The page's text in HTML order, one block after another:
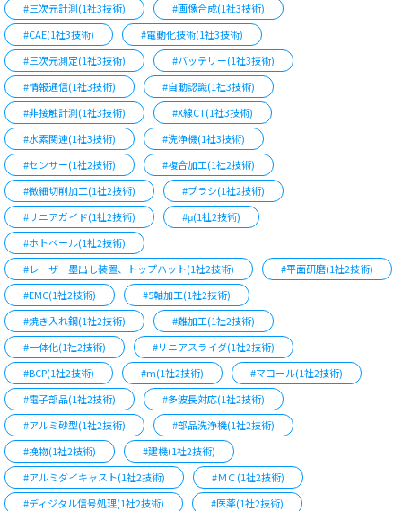
#三次元計測(1社3技術)
#画像合成(1社3技術)
#CAE(1社3技術)
#電動化技術(1社3技術)
#三次元測定(1社3技術)
#バッテリー(1社3技術)
#情報通信(1社3技術)
#自動認識(1社3技術)
#非接触計測(1社3技術)
#X線CT(1社3技術)
#水素関連(1社3技術)
#洗浄機(1社3技術)
#センサー(1社2技術)
#複合加工(1社2技術)
#微細切削加工(1社2技術)
#ブラシ(1社2技術)
#リニアガイド(1社2技術)
#μ(1社2技術)
#ホトベール(1社2技術)
#レーザー墨出し装置、トップハット(1社2技術)
#平面研磨(1社2技術)
#EMC(1社2技術)
#5軸加工(1社2技術)
#焼き入れ鋼(1社2技術)
#難加工(1社2技術)
#一体化(1社2技術)
#リニアスライダ(1社2技術)
#BCP(1社2技術)
#m(1社2技術)
#マコール(1社2技術)
#電子部品(1社2技術)
#多波長対応(1社2技術)
#アルミ砂型(1社2技術)
#部品洗浄機(1社2技術)
#挽物(1社2技術)
#建機(1社2技術)
#アルミダイキャスト(1社2技術)
#ＭＣ(1社2技術)
#ディジタル信号処理(1社2技術)
#医薬(1社2技術)